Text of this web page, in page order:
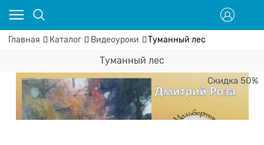
Главная Каталог Видеоуроки Туманный лес
Туманный лес
Скидка 50%